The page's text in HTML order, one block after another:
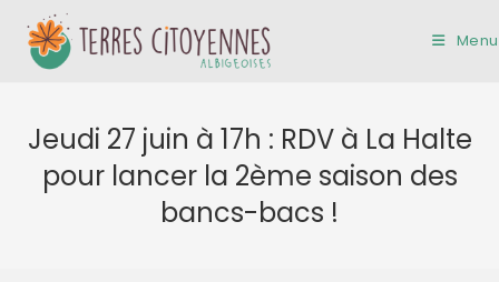
content
Menu
Jeudi 27 juin à 17h : RDV à La Halte
pour lancer la 2ème saison des
bancs-bacs !